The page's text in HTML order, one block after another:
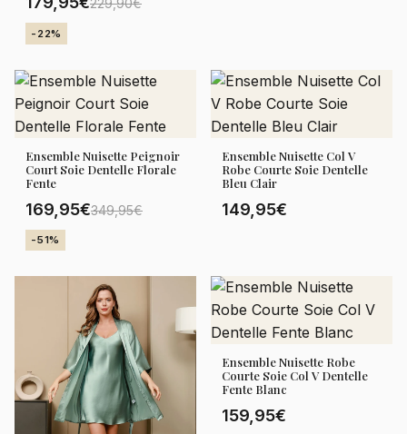
229,90€
-22%
Ensemble Nuisette Peignoir
Court Soie Dentelle Florale
Fente
169,95€349,95€
-51%
Ensemble Nuisette Col V
Robe Courte Soie Dentelle
Bleu Clair
149,95€
Ensemble Nuisette Robe
Courte Soie Col V Dentelle
Fente Blanc
159,95€